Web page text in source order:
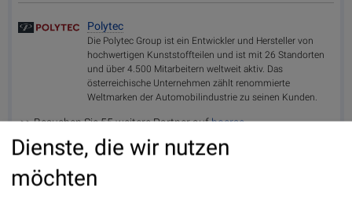
Polytec
Die Polytec Group ist ein Entwickler und Hersteller von
hochwertigen Kunststoffteilen und ist mit 26 Standorten
und über 4.500 Mitarbeitern weltweit aktiv. Das
österreichische Unternehmen zählt renommierte
Weltmarken der Automobilindustrie zu seinen Kunden.
>> Besuchen Sie 55 weitere Partner aufboerse-
social.com/partner
Dienste, die wir nutzen
möchten